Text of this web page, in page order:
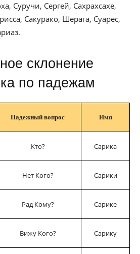
Суручи, Сергей, Сахрахсахе,
Сакурако, Шерага, Суарес,
по падежам
Падежный вопрос Имя
Кто? Сарика
Нет Кого? Сарики
Рад Кому? Сарике
Вижу Кого? Сарику